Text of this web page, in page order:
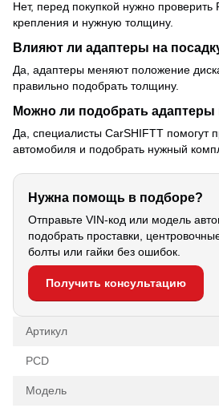
Нет, перед покупкой нужно проверить
крепления и нужную толщину.
Влияют ли адаптеры на
Да, адаптеры меняют положение
правильно подобрать толщину.
Можно ли подобрать адаптеры
Да, специалисты CarSHIFTT помогут
автомобиля и подобрать нужный
Нужна помощь в подборе?
Отправьте VIN-код или модель
подобрать проставки,
болты или гайки без ошибок.
Получить консультацию
Артикул
PCD
Модель